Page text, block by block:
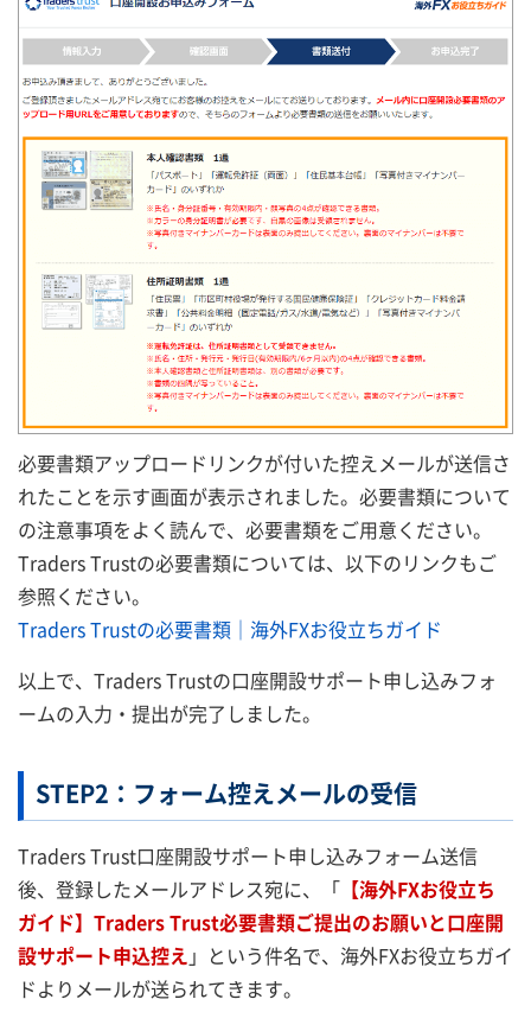
必要書類アップロードリンクが付いた控えメールが送信さ
れたことを示す画面が表示されました。必要書類について
の注意事項をよく読んで、必要書類をご用意ください。
Traders Trustの必要書類については、以下のリンクもご
参照ください。
Traders Trustの必要書類｜海外FXお役立ちガイド
以上で、Traders Trustの口座開設サポート申し込みフォ
ームの入力・提出が完了しました。
STEP2：フォーム控えメールの受信
Traders Trust口座開設サポート申し込みフォーム送信
後、登録したメールアドレス宛に、「 【海外FXお役立ち
ガイド】Traders Trust必要書類ご提出のお願いと口座開
設サポート申込控え 」という件名で、海外FXお役立ちガイ
ドよりメールが送られてきます。